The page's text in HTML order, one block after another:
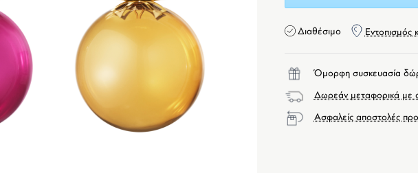
Διαθέσιμο Εντοπισμός
Όμορφη συσκευασία
Δωρεάν μεταφορικά με
Ασφαλείς αποστολές